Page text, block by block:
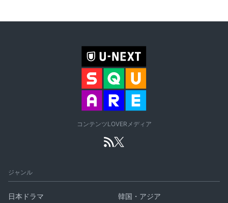
コンテンツLOVERメディア
ジャンル
日本ドラマ
韓国・アジア